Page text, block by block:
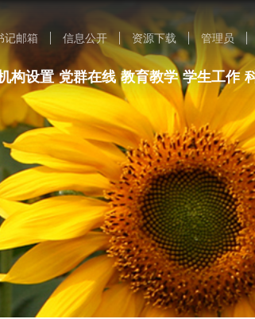
记邮箱 信息公开 资源下载 管理员
构设置 党群在线 教育教学 学生工作